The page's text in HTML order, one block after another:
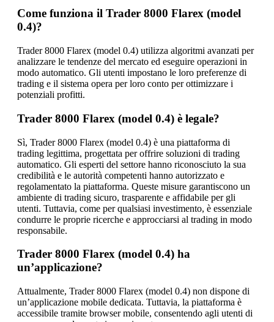
Come funziona il Trader 8000 Flarex (model
0.4)?
Trader 8000 Flarex (model 0.4) utilizza algoritmi avanzati per
analizzare le tendenze del mercato ed eseguire operazioni in
modo automatico. Gli utenti impostano le loro preferenze di
trading e il sistema opera per loro conto per ottimizzare i
potenziali profitti.
Trader 8000 Flarex (model 0.4) è legale?
Sì, Trader 8000 Flarex (model 0.4) è una piattaforma di
trading legittima, progettata per offrire soluzioni di trading
automatico. Gli esperti del settore hanno riconosciuto la sua
credibilità e le autorità competenti hanno autorizzato e
regolamentato la piattaforma. Queste misure garantiscono un
ambiente di trading sicuro, trasparente e affidabile per gli
utenti. Tuttavia, come per qualsiasi investimento, è essenziale
condurre le proprie ricerche e approcciarsi al trading in modo
responsabile.
Trader 8000 Flarex (model 0.4) ha
un’applicazione?
Attualmente, Trader 8000 Flarex (model 0.4) non dispone di
un’applicazione mobile dedicata. Tuttavia, la piattaforma è
accessibile tramite browser mobile, consentendo agli utenti di